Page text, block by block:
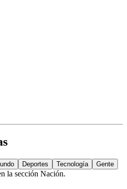
Deportes Tecnología Gente
la sección Nación.